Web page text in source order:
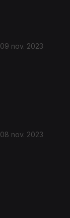
09 nov. 2023
08 nov. 2023